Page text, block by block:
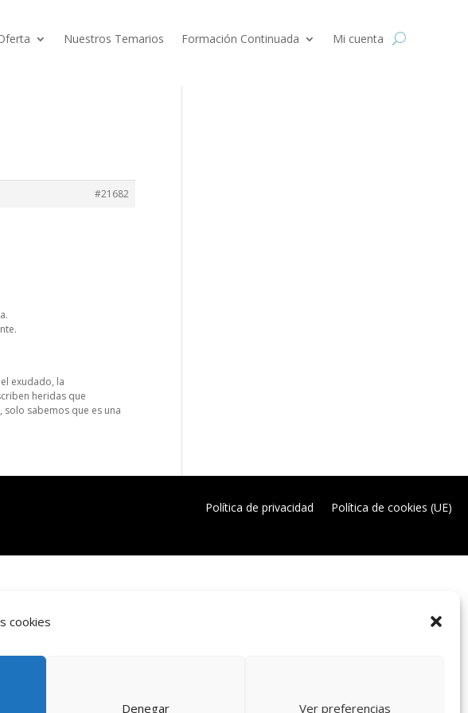
cookies
Denegar Ver preferencias
Nuestros Temarios Formación Continuada Mi cuenta
#21682
exudado, la
heridas que
sabemos que es una
Política de privacidad Política de cookies (UE)